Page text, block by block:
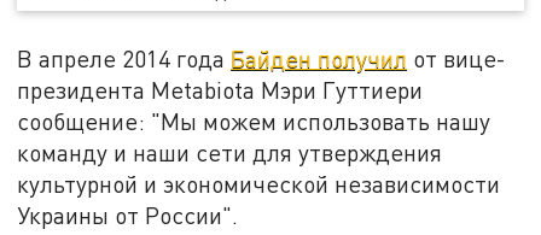
В апреле 2014 года Байден получил от вице-
президента Metabiota Мэри Гуттиери
сообщение: "Мы можем использовать нашу
команду и наши сети для утверждения
культурной и экономической независимости
Украины от России".